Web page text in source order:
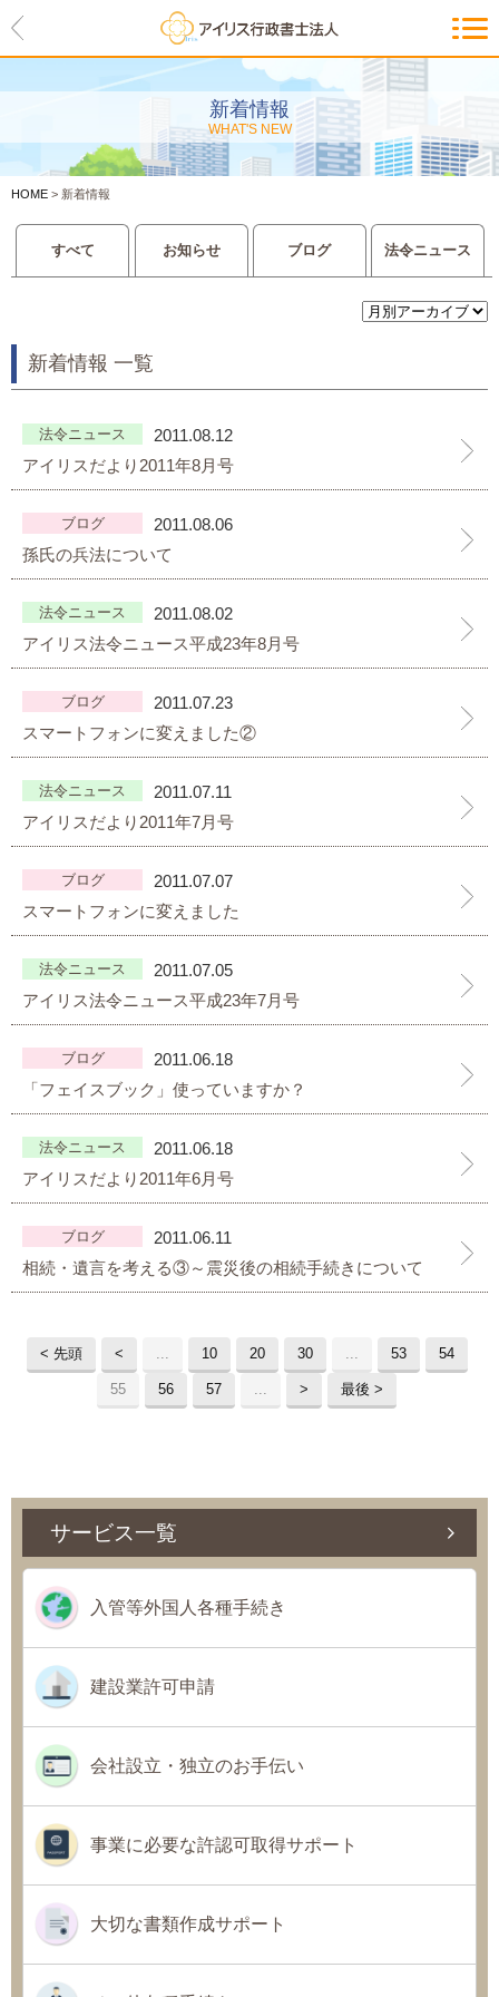
新着情報
WHAT'S NEW
HOME > 新着情報
すべて お知らせ ブログ 法令ニュース
新着情報 一覧
法令ニュース
2011.08.12
アイリスだより2011年8月号
ブログ
2011.08.06
孫氏の兵法について
法令ニュース
2011.08.02
アイリス法令ニュース平成23年8月号
ブログ
2011.07.23
スマートフォンに変えました②
法令ニュース
2011.07.11
アイリスだより2011年7月号
ブログ
2011.07.07
スマートフォンに変えました
法令ニュース
2011.07.05
アイリス法令ニュース平成23年7月号
ブログ
2011.06.18
「フェイスブック」使っていますか？
法令ニュース
2011.06.18
アイリスだより2011年6月号
ブログ
2011.06.11
相続・遺言を考える③～震災後の相続手続きについて
< 先頭 < ... 10 20 30 ... 53 54
55 56 57 ... > 最後 >
サービス一覧
入管等外国人各種手続き
建設業許可申請
会社設立・独立のお手伝い
事業に必要な許認可取得サポート
大切な書類作成サポート
HOME
アイリスの紹介
代表ご挨拶・経営理念・アイリス
のお約束
サービス一覧
入管等外国人各種手続き
その他各種手続き
費用の目安
採用情報・パートナー募集
プライバシーポリシー
06-6889-6018
営業時間: 9：00～18：009：00～18：00